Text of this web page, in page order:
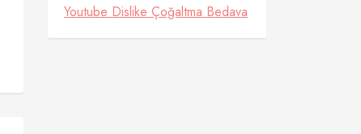
Youtube Dislike Çoğaltma Bedava